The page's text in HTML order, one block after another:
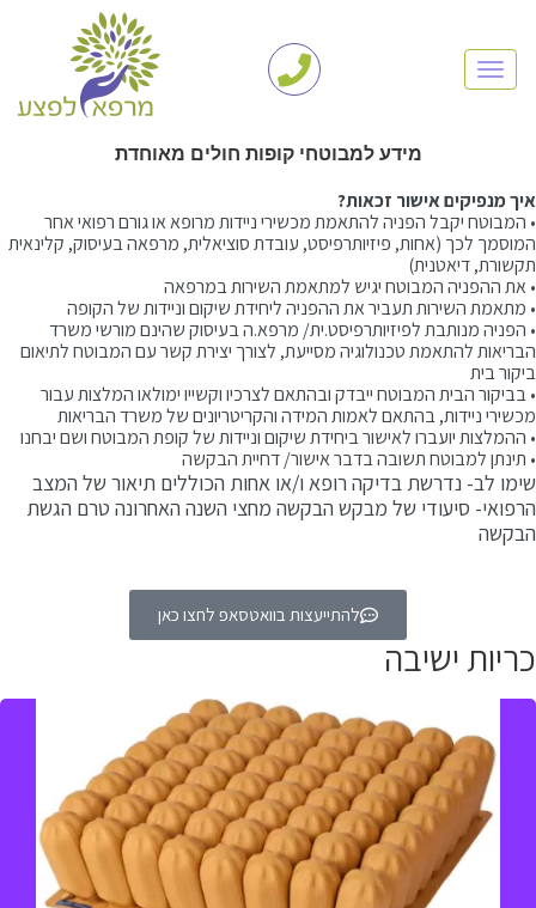
TOGGLE NAVIGATION
מידע למבוטחי קופות חולים מאוחדת
איך מנפיקים אישור זכאות?
• המבוטח יקבל הפניה להתאמת מכשירי ניידות מרופא או גורם רפואי אחר
המוסמך לכך (אחות, פיזיותרפיסט, עובדת סוציאלית, מרפאה בעיסוק, קלינאית
תקשורת, דיאטנית)
• את ההפניה המבוטח יגיש למתאמת השירות במרפאה
• מתאמת השירות תעביר את ההפניה ליחידת שיקום וניידות של הקופה
• הפניה מנותבת לפיזיותרפיסט.ית/ מרפא.ה בעיסוק שהינם מורשי משרד
הבריאות להתאמת טכנולוגיה מסייעת, לצורך יצירת קשר עם המבוטח לתיאום
ביקור בית
• בביקור הבית המבוטח ייבדק ובהתאם לצרכיו וקשייו ימולאו המלצות עבור
מכשירי ניידות, בהתאם לאמות המידה והקריטריונים של משרד הבריאות
• ההמלצות יועברו לאישור ביחידת שיקום וניידות של קופת המבוטח ושם יבחנו
• תינתן למבוטח תשובה בדבר אישור/ דחיית הבקשה
שימו לב- נדרשת בדיקה רופא ו/או אחות הכוללים תיאור של המצב
הרפואי- סיעודי של מבקש הבקשה מחצי השנה האחרונה טרם הגשת
הבקשה
להתייעצות בוואטסאפ לחצו כאן
כריות ישיבה
כרית אוויר למניעה וטיפול בפצעי לחץ מאפשרת התאמה של רמת
הלחץ והנוחות עבור המטופל
למידע נוסף חייגו